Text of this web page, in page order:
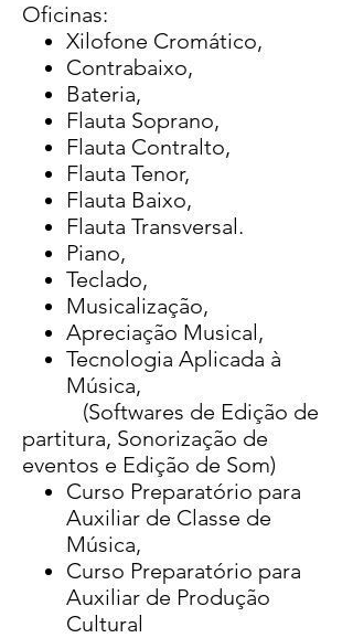
Oficinas:
Xilofone Cromático,
Contrabaixo,
Bateria,
Flauta Soprano,
Flauta Contralto,
Flauta Tenor,
Flauta Baixo,
Flauta Transversal.
Piano,
Teclado,
Musicalização,
Apreciação Musical,
Tecnologia Aplicada à
Música,
(Softwares de Edição de
partitura, Sonorização de
eventos e Edição de Som)
Curso Preparatório para
Auxiliar de Classe de
Música,
Curso Preparatório para
Auxiliar de Produção
Cultural